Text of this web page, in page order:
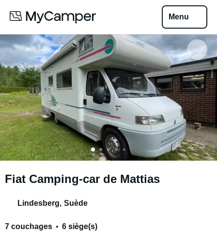
Menu
Fiat Camping-car de Mattias
Lindesberg, Suède
7 couchages 6 siège(s)